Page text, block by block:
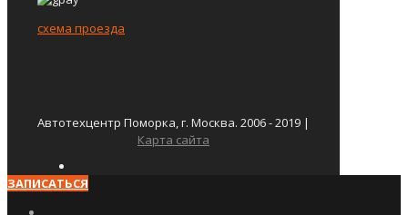
схема проезда
Автотехцентр Поморка, г. Москва. 2006 - 2019 |
Карта сайта
ЗАПИСАТЬСЯ